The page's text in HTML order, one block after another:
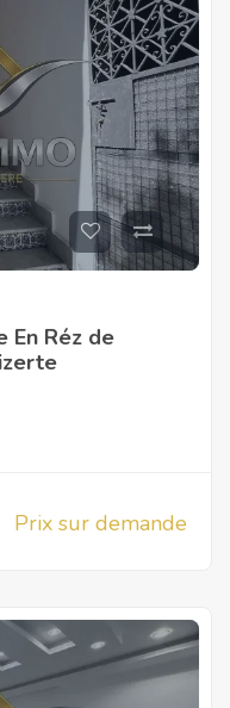
En Réz de
Prix sur demande